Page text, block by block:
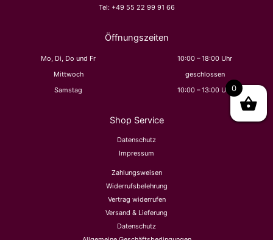
Tel: +49 55 22 99 91 66
Öffnungszeiten
Mo, Di, Do und Fr
10:00 – 18:00 Uhr
Mittwoch
geschlossen
Samstag
10:00 – 13:00 Uhr
Shop Service
Datenschutz
Impressum
Zahlungsweisen
Widerrufsbelehrung
Vertrag widerrufen
Versand & Lieferung
Datenschutz
0